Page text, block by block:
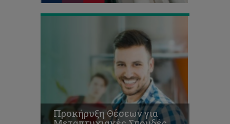
Προκήρυξη Θέσεων για
Κυκλοφόρησε
ενημερωτικό
«Πληροφορίες
για
υποψήφιους
μεταπτυχιακούς